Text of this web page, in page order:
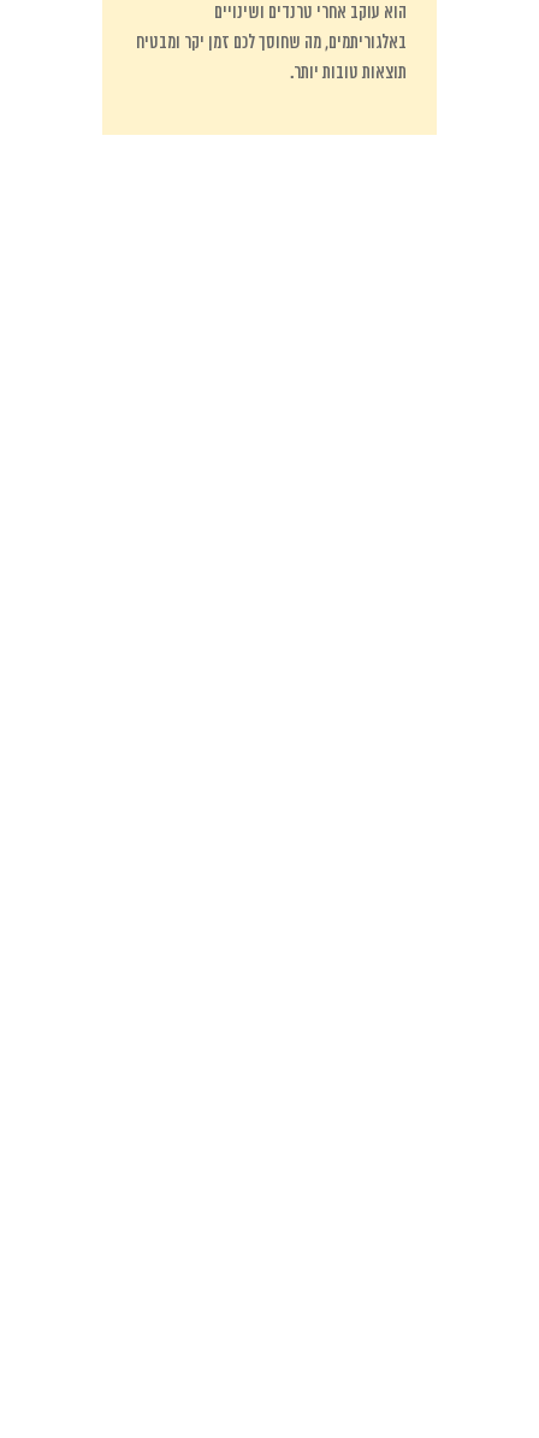
הוא עוקב אחרי טרנדים ושינויים
באלגוריתמים, מה שחוסך לכם זמן יקר ומבטיח
תוצאות טובות יותר.